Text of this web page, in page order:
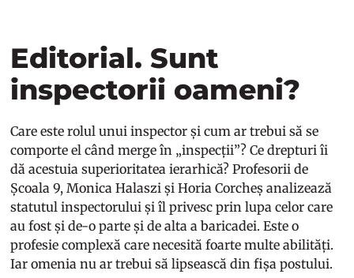
Editorial. Sunt
inspectorii oameni?
Care este rolul unui inspector și cum ar trebui să se
comporte el când merge în „inspecții”? Ce drepturi îi
dă acestuia superioritatea ierarhică? Profesorii de
Școala 9, Monica Halaszi și Horia Corcheș analizează
statutul inspectorului și îl privesc prin lupa celor care
au fost și de-o parte și de alta a baricadei. Este o
profesie complexă care necesită foarte multe abilități.
Iar omenia nu ar trebui să lipsească din fișa postului.